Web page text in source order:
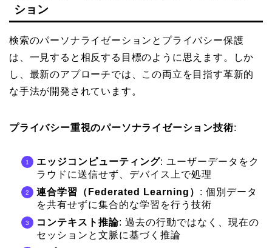
ション
検索のパーソナライゼーションとプライバシー保護
は、一見すると相反する目標のように思えます。しか
し、最新のアプローチでは、この両立を目指す革新的
な手法が開発されています。
プライバシー重視のパーソナライゼーション技術:
エッジコンピューティング: ユーザーデータをク
ラウドに送信せず、デバイス上で処理
連合学習（Federated Learning） : 個別データ
を共有せずに集合的な学習を行う技術
コンテキスト推論: 過去の行動ではなく、現在の
セッションと文脈に基づく推論